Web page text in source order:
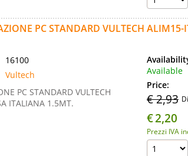
PC STANDARD VULTECH ALIM15-
16100
Vultech
PC STANDARD VULTECH
ITALIANA 1.5MT.
Available
Price:
€ 2,93
€2,20
Prezzi IVA